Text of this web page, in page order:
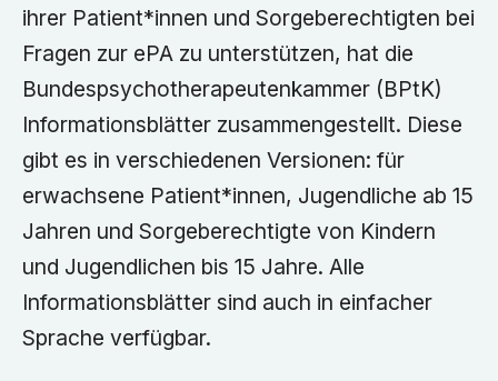
ihrer Patient*innen und Sorgeberechtigten bei
Fragen zur ePA zu unterstützen, hat die
Bundespsychotherapeutenkammer (BPtK)
Informationsblätter zusammengestellt. Diese
gibt es in verschiedenen Versionen: für
erwachsene Patient*innen, Jugendliche ab 15
Jahren und Sorgeberechtigte von Kindern
und Jugendlichen bis 15 Jahre. Alle
Informationsblätter sind auch in einfacher
Sprache verfügbar.